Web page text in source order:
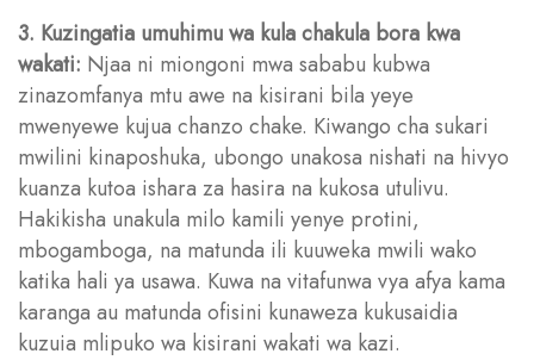
3. Kuzingatia umuhimu wa kula chakula bora kwa
wakati: Njaa ni miongoni mwa sababu kubwa
zinazomfanya mtu awe na kisirani bila yeye
mwenyewe kujua chanzo chake. Kiwango cha sukari
mwilini kinaposhuka, ubongo unakosa nishati na hivyo
kuanza kutoa ishara za hasira na kukosa utulivu.
Hakikisha unakula milo kamili yenye protini,
mbogamboga, na matunda ili kuuweka mwili wako
katika hali ya usawa. Kuwa na vitafunwa vya afya kama
karanga au matunda ofisini kunaweza kukusaidia
kuzuia mlipuko wa kisirani wakati wa kazi.